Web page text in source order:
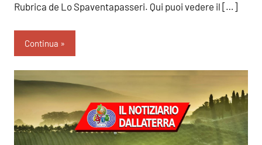
Rubrica de Lo Spaventapasseri. Qui puoi vedere il […]
Continua